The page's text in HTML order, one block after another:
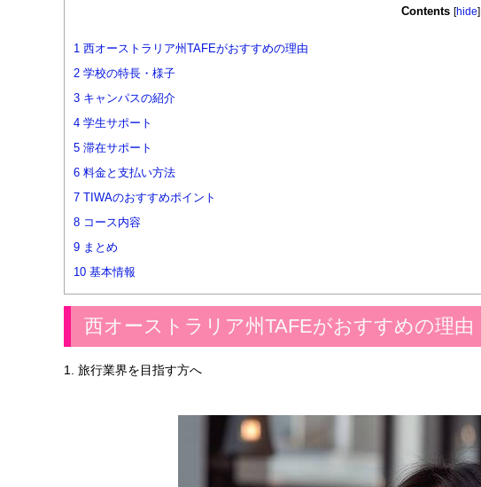
Contents [hide]
1 西オーストラリア州TAFEがおすすめの理由
2 学校の特長・様子
3 キャンパスの紹介
4 学生サポート
5 滞在サポート
6 料金と支払い方法
7 TIWAのおすすめポイント
8 コース内容
9 まとめ
10 基本情報
西オーストラリア州TAFEがおすすめの理由
1. 旅行業界を目指す方へ